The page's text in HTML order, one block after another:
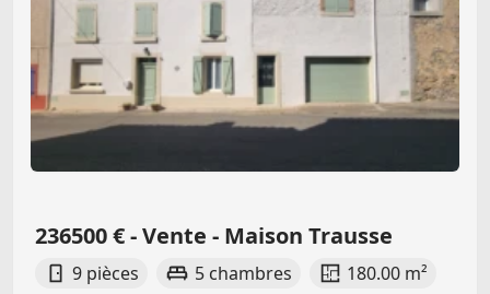
236500 € - Vente - Maison Trausse
9 pièces 5 chambres
180.00 m²